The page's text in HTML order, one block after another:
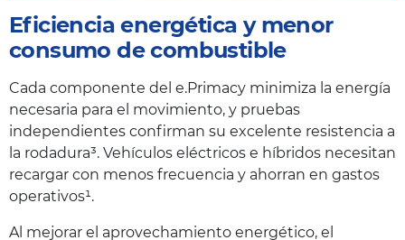
Eficiencia energética y menor
consumo de combustible
Cada componente del e.Primacy minimiza la energía
necesaria para el movimiento, y pruebas
independientes confirman su excelente resistencia a
la rodadura³. Vehículos eléctricos e híbridos necesitan
recargar con menos frecuencia y ahorran en gastos
operativos¹.
Al mejorar el aprovechamiento energético, el